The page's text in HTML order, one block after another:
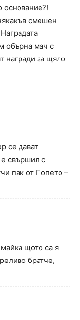
основание?!
смешен
обърна мач с
награди за щяло
се дават
е свършил с
пак от Попето –
щото са я
братче,